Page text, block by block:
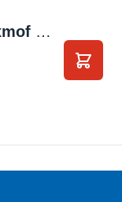
PP d. 75 - T-stuk 45° 3xmof zwart
In